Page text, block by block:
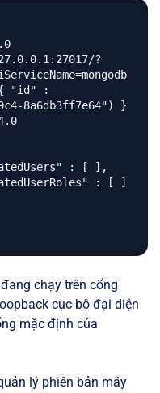
?
{ "id" :
8a6db3ff7e64") }
chạy trên cổng
cục bộ đại diện
mặc định của
lý phiên bản máy